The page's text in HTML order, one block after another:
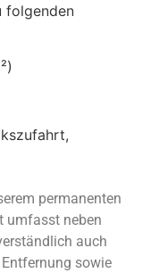
folgenden
permanenten
umfasst neben
auch
sowie